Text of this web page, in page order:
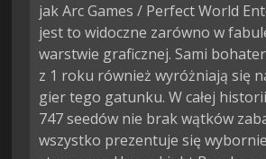
jak Arc Games / Perfect World
jest to widoczne zarówno w
warstwie graficznej. Sami
z 1 roku również wyróżniają się
gier tego gatunku. W całej
747 seedów nie brak wątków
wszystko prezentuje się